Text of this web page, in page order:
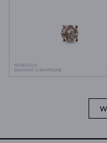
ROSÉGOLD
DIAMANT CHAMPAGNE